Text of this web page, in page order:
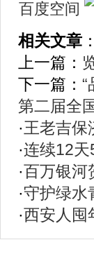
百度空间
相关文章 ：
上一篇：
下一篇：
第二届全
·王老吉保
·连续12
·百万银河
·守护绿水
·西安人囤